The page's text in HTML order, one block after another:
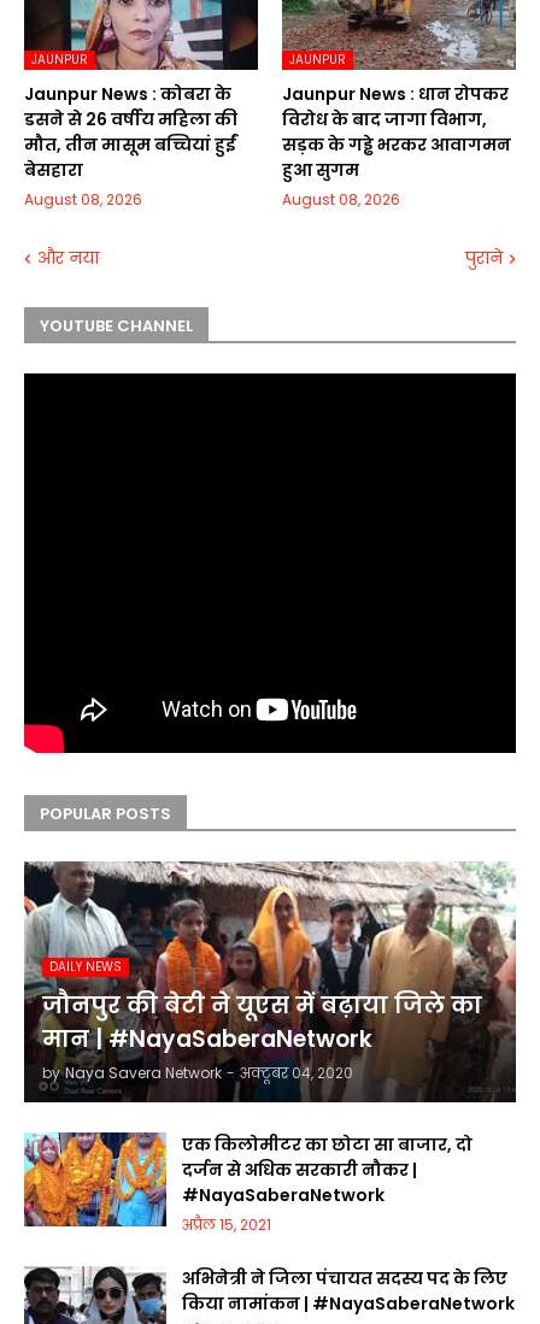
JAUNPUR
Jaunpur News : कोबरा के
डसने से 26 वर्षीय महिला की
मौत, तीन मासूम बच्चियां हुईं
बेसहारा
August 08, 2026
JAUNPUR
Jaunpur News : धान रोपकर
विरोध के बाद जागा विभाग,
सड़क के गड्ढे भरकर आवागमन
हुआ सुगम
August 08, 2026
और नया पुराने
YOUTUBE CHANNEL
POPULAR POSTS
DAILY NEWS
जौनपुर की बेटी ने यूएस में बढ़ाया जिले का
मान | #NayaSaberaNetwork
by Naya Savera Network - अक्टूबर 04, 2020
एक किलोमीटर का छोटा सा बाजार, दो
दर्जन से अधिक सरकारी नौकर |
#NayaSaberaNetwork
अप्रैल 15, 2021
अभिनेत्री ने जिला पंचायत सदस्य पद के लिए
किया नामांकन | #NayaSaberaNetwork